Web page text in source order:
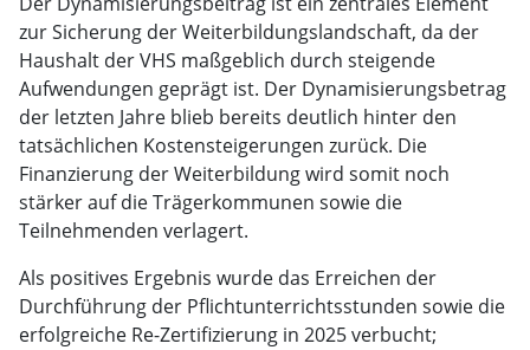
zur Sicherung der Weiterbildungslandschaft, da der
Haushalt der VHS maßgeblich durch steigende
Aufwendungen geprägt ist. Der Dynamisierungsbetrag
der letzten Jahre blieb bereits deutlich hinter den
tatsächlichen Kostensteigerungen zurück. Die
Finanzierung der Weiterbildung wird somit noch
stärker auf die Trägerkommunen sowie die
Teilnehmenden verlagert.
Als positives Ergebnis wurde das Erreichen der
Durchführung der Pflichtunterrichtsstunden sowie die
erfolgreiche Re-Zertifizierung in 2025 verbucht;